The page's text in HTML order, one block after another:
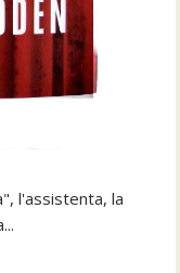
l'assistenta, la